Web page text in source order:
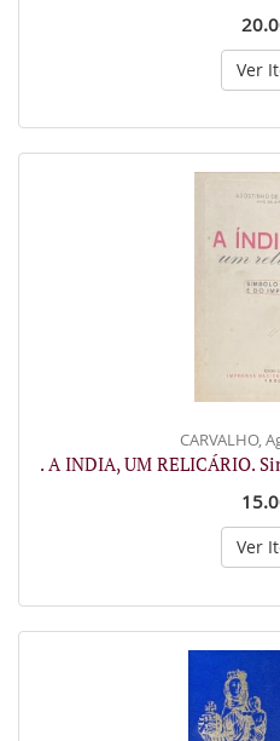
Ver
CARVALHO,
. A INDIA, UM RELICÁRIO.
Ver